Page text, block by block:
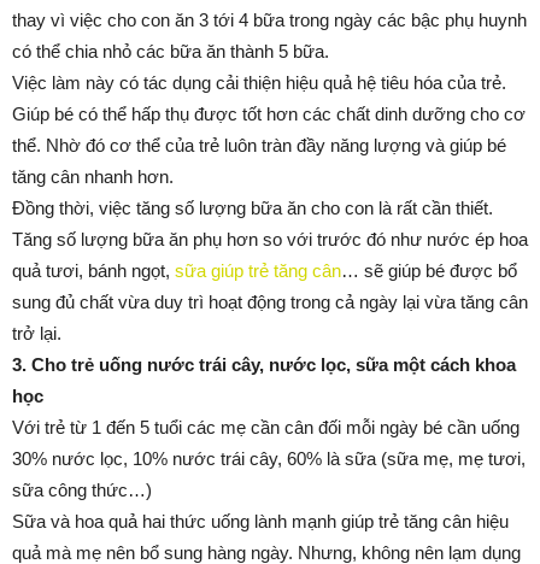
thay vì việc cho con ăn 3 tới 4 bữa trong ngày các bậc phụ huynh
có thể chia nhỏ các bữa ăn thành 5 bữa.
Việc làm này có tác dụng cải thiện hiệu quả hệ tiêu hóa của trẻ.
Giúp bé có thể hấp thụ được tốt hơn các chất dinh dưỡng cho cơ
thể. Nhờ đó cơ thể của trẻ luôn tràn đầy năng lượng và giúp bé
tăng cân nhanh hơn.
Đồng thời, việc tăng số lượng bữa ăn cho con là rất cần thiết.
Tăng số lượng bữa ăn phụ hơn so với trước đó như nước ép hoa
quả tươi, bánh ngọt, sữa giúp trẻ tăng cân… sẽ giúp bé được bổ
sung đủ chất vừa duy trì hoạt động trong cả ngày lại vừa tăng cân
trở lại.
3. Cho trẻ uống nước trái cây, nước lọc, sữa một cách khoa
học
Với trẻ từ 1 đến 5 tuổi các mẹ cần cân đối mỗi ngày bé cần uống
30% nước lọc, 10% nước trái cây, 60% là sữa (sữa mẹ, mẹ tươi,
sữa công thức…)
Sữa và hoa quả hai thức uống lành mạnh giúp trẻ tăng cân hiệu
quả mà mẹ nên bổ sung hàng ngày. Nhưng, không nên lạm dụng